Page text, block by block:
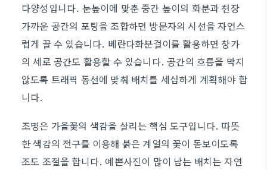
다양성입니다. 눈높이에 맞춘 중간 높이의 화분과 천장
가까운 공간의 포팅을 조합하면 방문자의 시선을 자연스
럽게 끌 수 있습니다. 베란다화분걸이를 활용하면 창가
의 세로 공간도 활용할 수 있습니다. 공간의 흐름을 막지
않도록 트래픽 동선에 맞춰 배치를 세심하게 계획해야 합
니다.
조명은 가을꽃의 색감을 살리는 핵심 도구입니다. 따뜻
한 색감의 전구를 이용해 붉은 계열의 꽃이 돋보이도록
조도 조절을 합니다. 예쁜사진이 많이 남는 배치는 자연